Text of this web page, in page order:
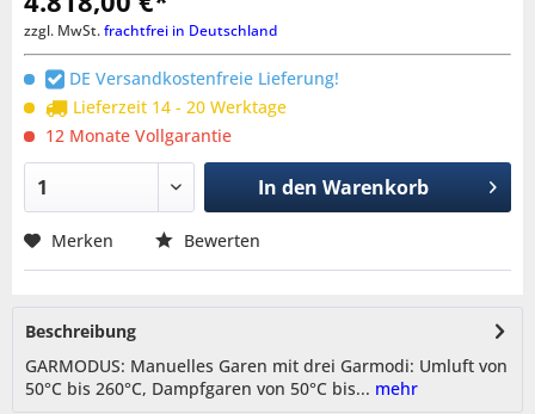
zzgl. MwSt.frachtfrei in Deutschland
DE Versandkostenfreie Lieferung!
Lieferzeit 14 - 20 Werktage
12 Monate Vollgarantie
In den Warenkorb
Merken Bewerten
Beschreibung
GARMODUS: Manuelles Garen mit drei Garmodi: Umluft von
50°C bis 260°C, Dampfgaren von 50°C bis... mehr